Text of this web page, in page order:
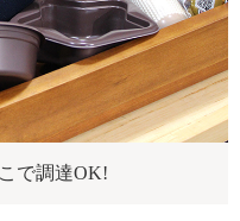
で調達OK!